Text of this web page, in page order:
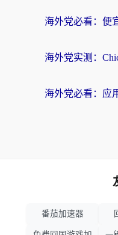
番茄加速器